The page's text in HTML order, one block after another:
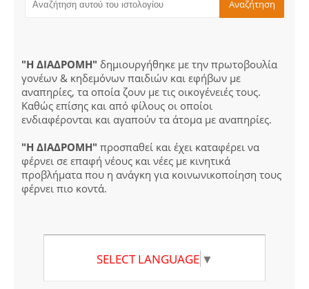
"Η ΔΙΑΔΡΟΜΗ" δημιουργήθηκε με την πρωτοβουλία
γονέων & κηδεμόνων παιδιών και εφήβων με
αναπηρίες, τα οποία ζουν με τις οικογένειές τους.
Καθώς επίσης και από φίλους οι οποίοι
ενδιαφέρονται και αγαπούν τα άτομα με αναπηρίες.
"Η ΔΙΑΔΡΟΜΗ" προσπαθεί και έχει καταφέρει να
φέρνει σε επαφή νέους και νέες με κινητικά
προβλήματα που η ανάγκη για κοινωνικοποίηση τους
φέρνει πιο κοντά.
SELECT LANGUAGE ▼